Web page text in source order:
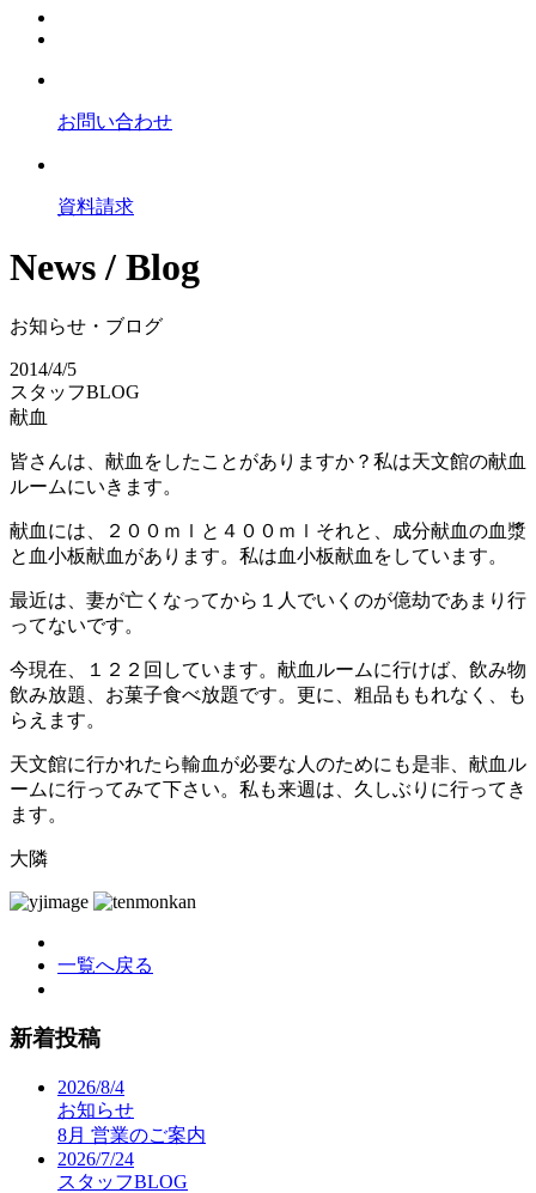
お問い合わせ
資料請求
News / Blog
お知らせ・ブログ
2014/4/5
スタッフBLOG
献血
皆さんは、献血をしたことがありますか？私は天文館の献血
ルームにいきます。
献血には、２００ｍｌと４００ｍｌそれと、成分献血の血漿
と血小板献血があります。私は血小板献血をしています。
最近は、妻が亡くなってから１人でいくのが億劫であまり行
ってないです。
今現在、１２２回しています。献血ルームに行けば、飲み物
飲み放題、お菓子食べ放題です。更に、粗品ももれなく、も
らえます。
天文館に行かれたら輸血が必要な人のためにも是非、献血ル
ームに行ってみて下さい。私も来週は、久しぶりに行ってき
ます。
大隣
一覧へ戻る
新着投稿
2026/8/4
お知らせ
8月 営業のご案内
2026/7/24
スタッフBLOG